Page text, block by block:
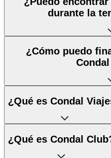
durante la
¿Cómo puedo
¿Qué es Condal
¿Qué es Condal